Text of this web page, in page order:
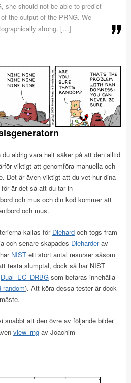
she should not be able to predict
the output of the PRNG. We
strong. […]
aldrig vara helt säker på att den alltid
viktigt att genomföra manuella och
Det är även viktigt att du vet hur dina
är det så att du tar in
och mus och din kod kommer att
och mus.
kallas för Diehard och togs fram
och senare skapades Dieharderav
NIST ett stort antal resurser såsom
testa slumptal, dock så har NIST
Dual_EC_DRBG som befaras innehålla
random). Att köra dessa tester är dock
snabbt att den övre av följande bilder
view_rng av Joachim